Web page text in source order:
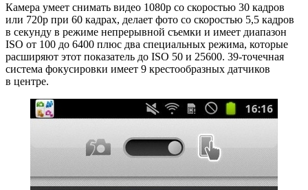
Камера умеет снимать видео 1080p со скоростью 30 кадров
или 720p при 60 кадрах, делает фото со скоростью 5,5 кадров
в секунду в режиме непрерывной съемки и имеет диапазон
ISO от 100 до 6400 плюс два специальных режима, которые
расширяют этот показатель до ISO 50 и 25600. 39-точечная
система фокусировки имеет 9 крестообразных датчиков
в центре.